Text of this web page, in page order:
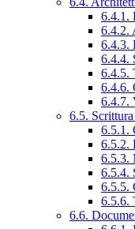
6.4.1.
6.4.2.
6.4.3.
6.4.4.
6.4.5.
6.4.6.
6.4.7.
6.5.
6.5.1.
6.5.2.
6.5.3.
6.5.4.
6.5.5.
6.5.6.
6.6.